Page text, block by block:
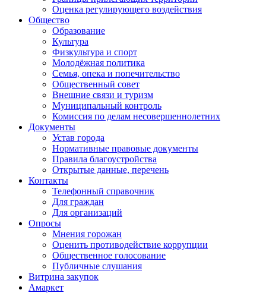
Оценка регулирующего воздействия
Общество
Образование
Культура
Физкультура и спорт
Молодёжная политика
Семья, опека и попечительство
Общественный совет
Внешние связи и туризм
Муниципальный контроль
Комиссия по делам несовершеннолетних
Документы
Устав города
Нормативные правовые документы
Правила благоустройства
Открытые данные, перечень
Контакты
Телефонный справочник
Для граждан
Для организаций
Опросы
Мнения горожан
Оценить противодействие коррупции
Общественное голосование
Публичные слушания
Витрина закупок
Амаркет